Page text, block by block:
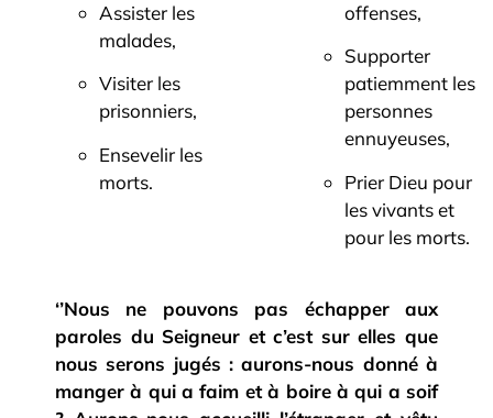
Assister les
malades,
Visiter les
prisonniers,
Ensevelir les
morts.
offenses,
Supporter
patiemment les
personnes
ennuyeuses,
Prier Dieu pour
les vivants et
pour les morts.
‘’Nous ne pouvons pas échapper aux
paroles du Seigneur et c’est sur elles que
nous serons jugés : aurons-nous donné à
manger à qui a faim et à boire à qui a soif